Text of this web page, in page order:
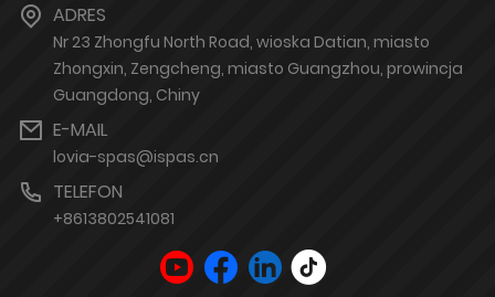
ADRES
Nr 23 Zhongfu North Road, wioska Datian, miasto
Zhongxin, Zengcheng, miasto Guangzhou, prowincja
Guangdong, Chiny
E-MAIL
lovia-spas@ispas.cn
TELEFON
+8613802541081